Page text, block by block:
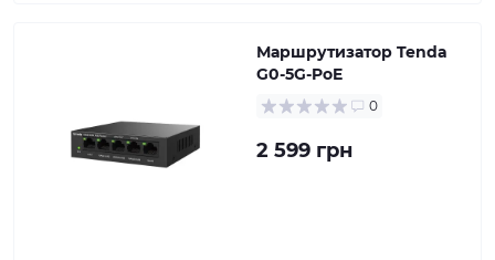
Маршрутизатор Tenda
G0-5G-PoE
0
2 599 грн